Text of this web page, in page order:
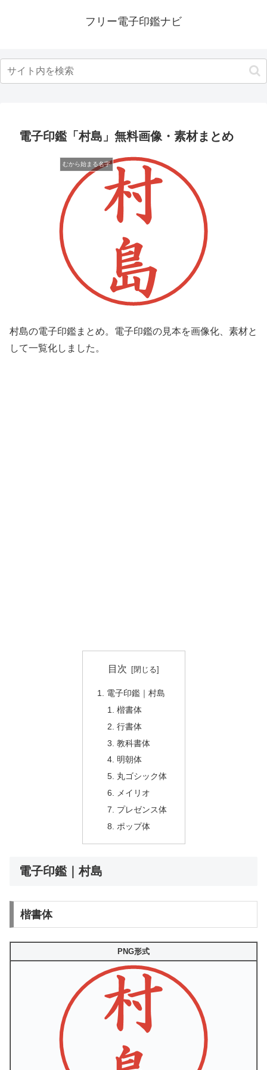
フリー電子印鑑ナビ
電子印鑑「村島」無料画像・素材まとめ
むから始まる名字
村島の電子印鑑まとめ。電子印鑑の見本を画像化、素材と
して一覧化しました。
目次
電子印鑑｜村島
楷書体
行書体
教科書体
明朝体
丸ゴシック体
メイリオ
プレゼンス体
ポップ体
電子印鑑｜村島
楷書体
PNG形式